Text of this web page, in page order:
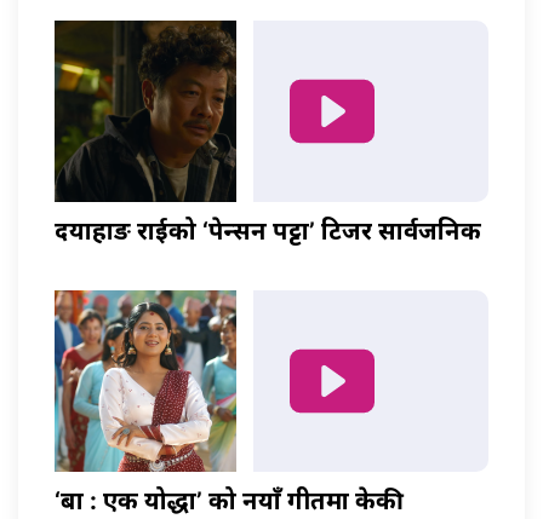
दयाहाङ राईको ‘पेन्सन पट्टा’ टिजर सार्वजनिक
‘बा : एक योद्धा’ को नयाँ गीतमा केकी